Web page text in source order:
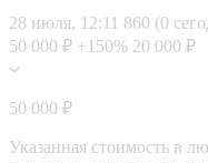
28 июля, 12:11 860 (0
50 000 ₽ +150% 20 000 ₽
50 000 ₽
Указанная стоимость в